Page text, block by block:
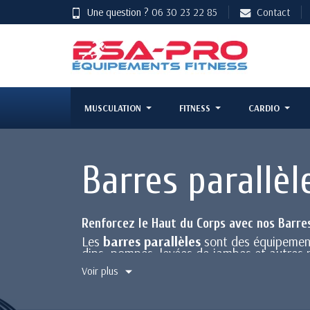
Une question ? 06 30 23 22 85 Contact
MUSCULATION FITNESS CARDIO
Barres
Renforcez le Haut du Corps avec nos
Les barres parallèles sont des
dips, pompes, levées de jambes et
tronc. Compactes et polyvalentes, elles
Voir plus